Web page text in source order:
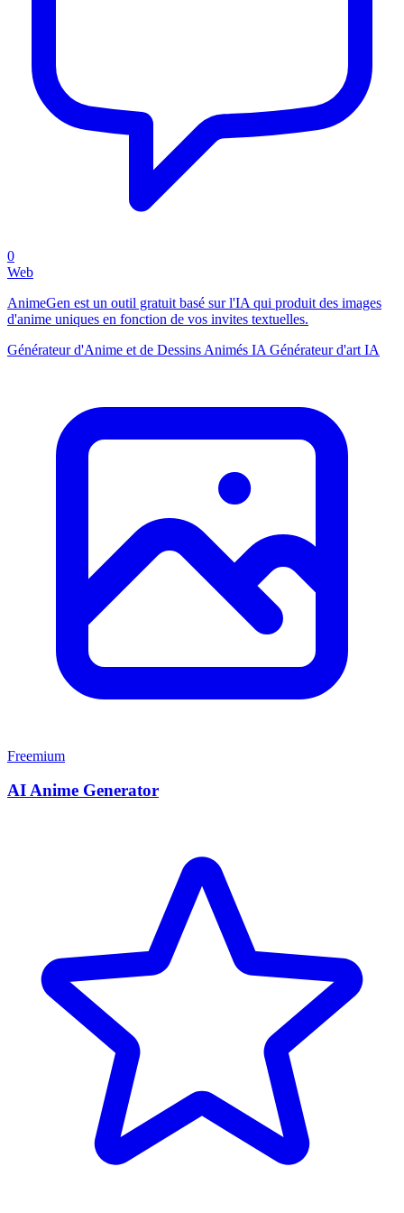
0
Web
AnimeGen est un outil gratuit basé sur l'IA qui produit des images
d'anime uniques en fonction de vos invites textuelles.
Générateur d'Anime et de Dessins Animés IA Générateur d'art IA
Freemium
AI Anime Generator